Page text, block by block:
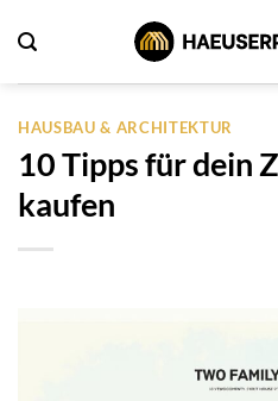
Inhalt
springen
HAUSBAU & ARCHITEKTUR
10 Tipps für dein
kaufen